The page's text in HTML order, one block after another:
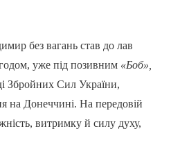
без вагань став до лав
уже під позивним «Боб»,
Збройних Сил України,
на Донеччині. На передовій
витримку й силу духу,